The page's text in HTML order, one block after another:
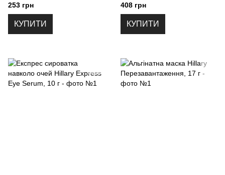
253 грн
КУПИТИ
408 грн
КУПИТИ